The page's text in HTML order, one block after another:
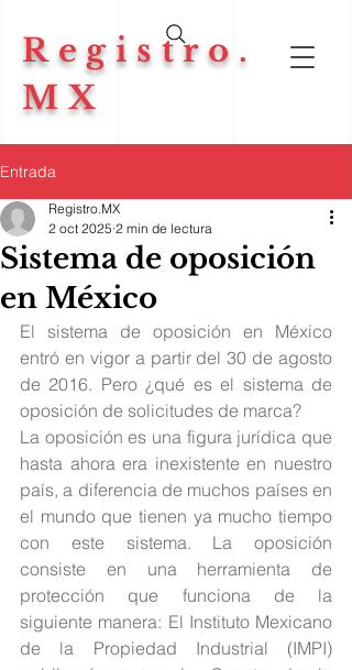
Registro.
MX
Entrada
Sistema de oposición
en México
Registro.MX
2 oct 2025 2 min de lectura
El sistema de oposición en México
entró en vigor a partir del 30 de agosto
de 2016. Pero ¿qué es el sistema de
oposición de solicitudes de marca?
La oposición es una figura jurídica que
hasta ahora era inexistente en nuestro
país, a diferencia de muchos países en
el mundo que tienen ya mucho tiempo
con este sistema. La oposición
consiste en una herramienta de
protección que funciona de la
siguiente manera: El Instituto Mexicano
de la Propiedad Industrial (IMPI)